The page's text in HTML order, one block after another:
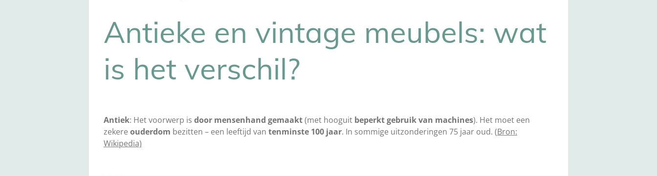
Antieke en vintage meubels: wat
is het verschil?
Antiek: Het voorwerp is door mensenhand gemaakt(met hooguit beperkt gebruik van machines). Het moet een
zekere ouderdom bezitten – een leeftijd van tenminste 100 jaar. In sommige uitzonderingen 75 jaar oud. (Bron:
Wikipedia)